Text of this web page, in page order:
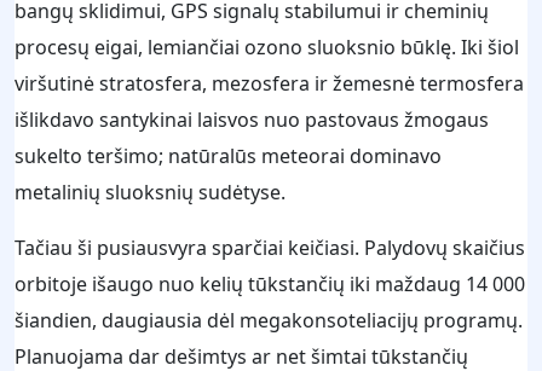
bangų sklidimui, GPS signalų stabilumui ir cheminių
procesų eigai, lemiančiai ozono sluoksnio būklę. Iki šiol
viršutinė stratosfera, mezosfera ir žemesnė termosfera
išlikdavo santykinai laisvos nuo pastovaus žmogaus
sukelto teršimo; natūralūs meteorai dominavo
metalinių sluoksnių sudėtyse.
Tačiau ši pusiausvyra sparčiai keičiasi. Palydovų skaičius
orbitoje išaugo nuo kelių tūkstančių iki maždaug 14 000
šiandien, daugiausia dėl megakonsoteliacijų programų.
Planuojama dar dešimtys ar net šimtai tūkstančių